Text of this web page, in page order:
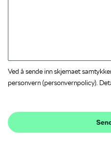
Ved å sende inn skjemaet
personvern (personvernpolicy).